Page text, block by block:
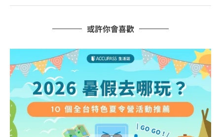
或許你會喜歡